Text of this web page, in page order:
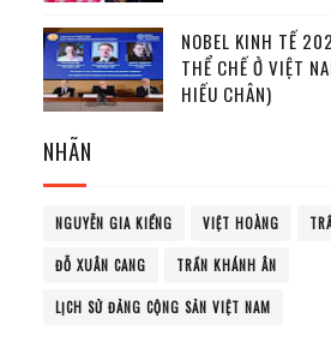
NOBEL KINH TẾ
THỂ CHẾ Ở VIỆT
HIẾU CHÂN)
NHÃN
NGUYỄN GIA KIỂNG VIỆT HOÀNG
ĐỖ XUÂN CANG TRẦN KHÁNH ÂN
LỊCH SỬ ĐẢNG CỘNG SẢN VIỆT NAM